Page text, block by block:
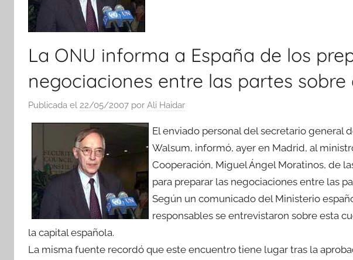
La ONU informa a España de los
negociaciones entre las partes sobre
Publicada el 22/05/2007 por Ali Haidar
El enviado personal del secretario general
Walsum, informó, ayer en Madrid, al
Cooperación, Miguel Ángel Moratinos, de
para preparar las negociaciones entre las
Según un comunicado del Ministerio
responsables se entrevistaron sobre esta
la capital española.
La misma fuente recordó que este encuentro tiene lugar tras la